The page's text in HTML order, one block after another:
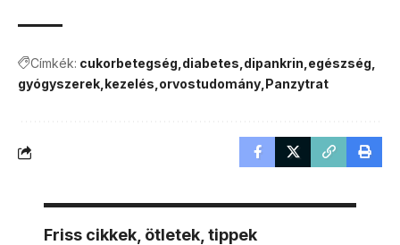
Címkék: cukorbetegség diabetes dipankrin egészség
gyógyszerek kezelés orvostudomány Panzytrat
Friss cikkek, ötletek, tippek